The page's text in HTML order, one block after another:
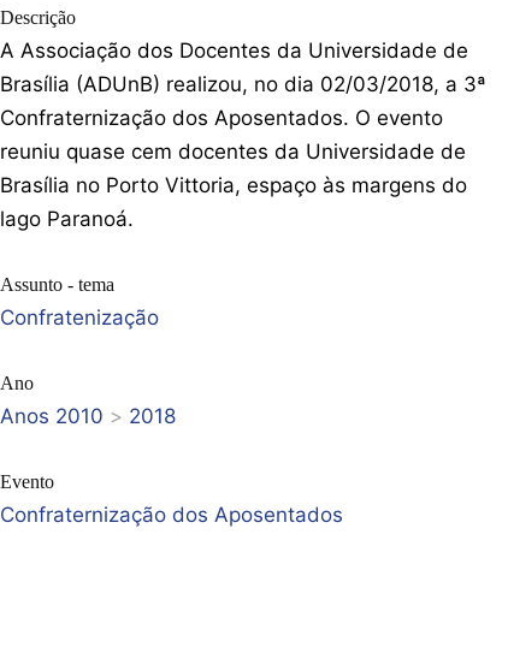
Descrição
A Associação dos Docentes da Universidade de
Brasília (ADUnB) realizou, no dia 02/03/2018, a 3ª
Confraternização dos Aposentados. O evento
reuniu quase cem docentes da Universidade de
Brasília no Porto Vittoria, espaço às margens do
lago Paranoá.
Assunto - tema
Confratenização
Ano
Anos 2010 > 2018
Evento
Confraternização dos Aposentados